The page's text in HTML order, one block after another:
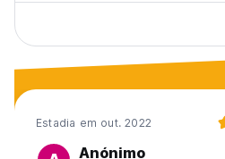
Estadia em out. 2022
Anónimo